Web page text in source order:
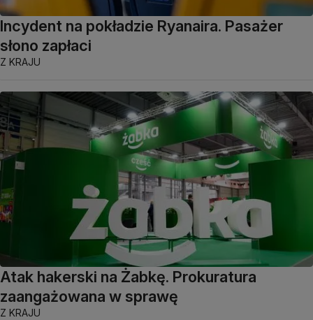
Incydent na pokładzie Ryanaira. Pasażer
słono zapłaci
Z KRAJU
Atak hakerski na Żabkę. Prokuratura
zaangażowana w sprawę
Z KRAJU